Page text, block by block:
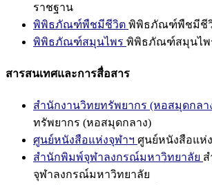
ราชฐาน
พิพิธภัณฑ์พืชมีชีวิต พิพิธภัณฑ์พืชมีชี
พิพิธภัณฑ์สมุนไพร พิพิธภัณฑ์สมุนไพ
สารสนเทศและการสื่อสาร
สำนักงานวิทยทรัพยากร (หอสมุดกลา
ทรัพยากร (หอสมุดกลาง)
ศูนย์หนังสือแห่งจุฬาฯ ศูนย์หนังสือแห่
สำนักพิมพ์จุฬาลงกรณ์มหาวิทยาลัย
จุฬาลงกรณ์มหาวิทยาลัย